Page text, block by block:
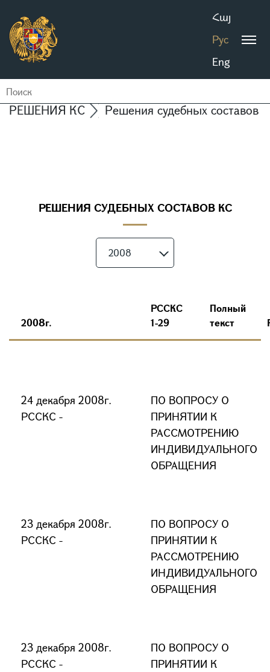
Հայ
Рус
Eng
РЕШЕНИЯ КС Решения судебных составов
РЕШЕНИЯ СУДЕБНЫХ СОСТАВОВ КС
2008
2008г.
РССКС
1-29
Полный
текст
24 декабря 2008г.
РССКС -
ПО ВОПРОСУ О
ПРИНЯТИИ К
РАССМОТРЕНИЮ
ИНДИВИДУАЛЬНОГО
ОБРАЩЕНИЯ
23 декабря 2008г.
РССКС -
ПО ВОПРОСУ О
ПРИНЯТИИ К
РАССМОТРЕНИЮ
ИНДИВИДУАЛЬНОГО
ОБРАЩЕНИЯ
23 декабря 2008г.
РССКС -
ПО ВОПРОСУ О
ПРИНЯТИИ К